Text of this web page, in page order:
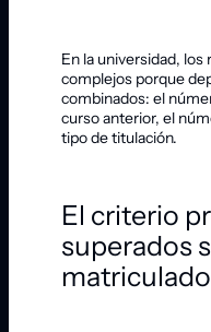
En la universidad,
complejos porque
combinados: el
curso anterior, el
tipo de titulación.
El criterio
superados